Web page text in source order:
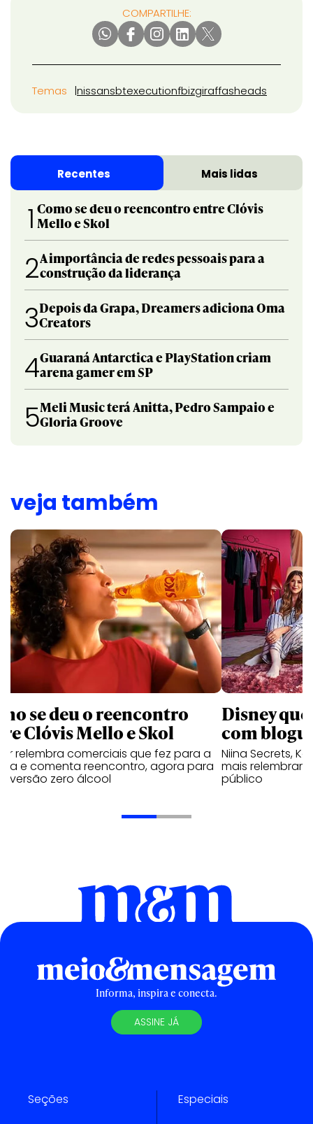
COMPARTILHE:
Temas nissansbtexecutionfbizgiraffasheads
Recentes Mais lidas
1 Como se deu o reencontro entre Clóvis
Mello e Skol
2A importância de redes pessoais para a
construção da liderança
3Depois da Grapa, Dreamers adiciona Oma
Creators
4Guaraná Antarctica e PlayStation criam
arena gamer em SP
5Meli Music terá Anitta, Pedro Sampaio e
Gloria Groove
veja também
se deu o reencontro
Clóvis Mello e Skol
relembra comerciais que fez para a
e comenta reencontro, agora para
versão zero álcool
Disney
com
Niina Secrets,
mais
público
Informa, inspira e conecta.
ASSINE JÁ
Seções Especiais